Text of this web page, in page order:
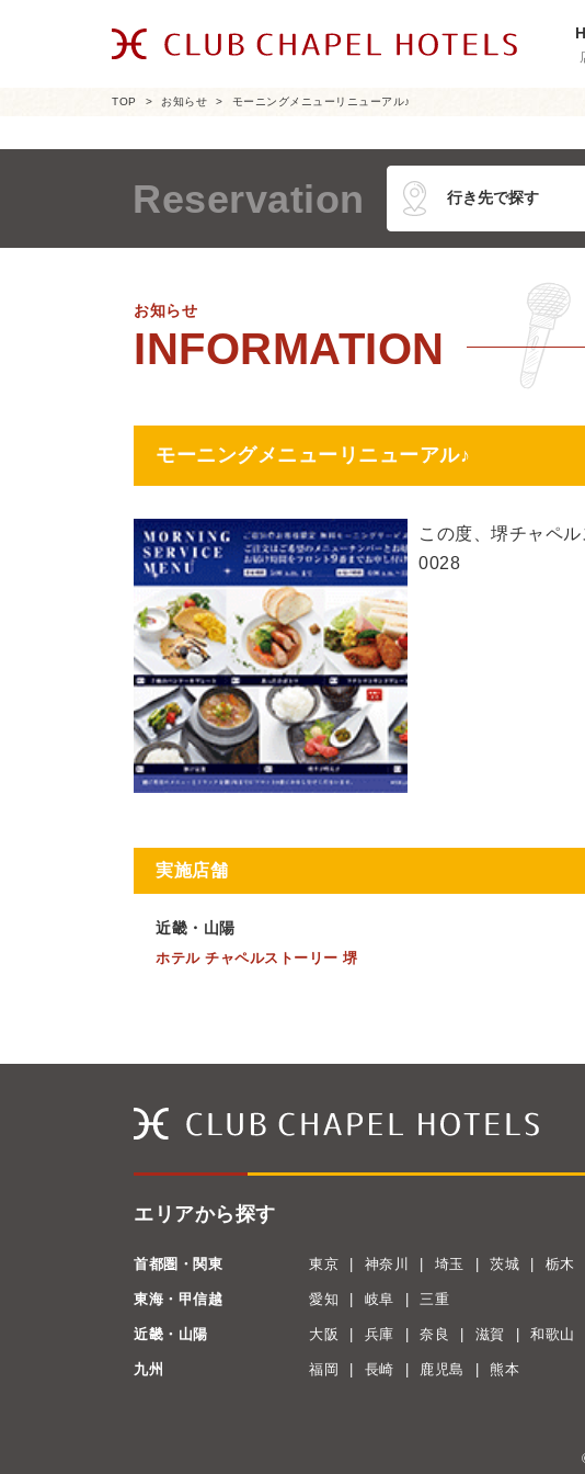
TOP お知らせ モーニングメニューリニューアル♪
Reservation
お知らせ
モーニングメニューリニューアル♪
この度、堺チャペ
0028
実施店舗
近畿・山陽
ホテル チャペルストーリー 堺
エリアから探す
首都圏・関東 東京 神奈川 埼玉 茨城 栃木
東海・甲信越 愛知 岐阜 三重
近畿・山陽 大阪 兵庫 奈良 滋賀 和歌山
九州 福岡 長崎 鹿児島 熊本